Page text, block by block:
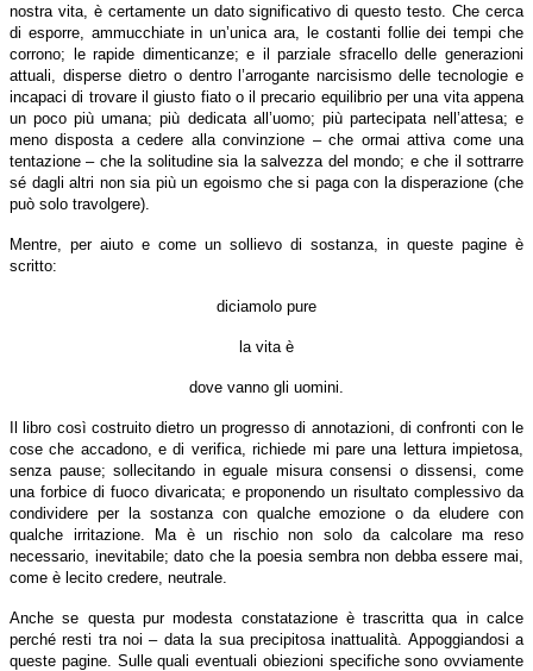
nostra vita, è certamente un dato significativo di questo testo. Che cerca
di esporre, ammucchiate in un’unica ara, le costanti follie dei tempi che
corrono; le rapide dimenticanze; e il parziale sfracello delle generazioni
attuali, disperse dietro o dentro l’arrogante narcisismo delle tecnologie e
incapaci di trovare il giusto fiato o il precario equilibrio per una vita appena
un poco più umana; più dedicata all’uomo; più partecipata nell’attesa; e
meno disposta a cedere alla convinzione – che ormai attiva come una
tentazione – che la solitudine sia la salvezza del mondo; e che il sottrarre
sé dagli altri non sia più un egoismo che si paga con la disperazione (che
può solo travolgere).
Mentre, per aiuto e come un sollievo di sostanza, in queste pagine è
scritto:
diciamolo pure
la vita è
dove vanno gli uomini.
Il libro così costruito dietro un progresso di annotazioni, di confronti con le
cose che accadono, e di verifica, richiede mi pare una lettura impietosa,
senza pause; sollecitando in eguale misura consensi o dissensi, come
una forbice di fuoco divaricata; e proponendo un risultato complessivo da
condividere per la sostanza con qualche emozione o da eludere con
qualche irritazione. Ma è un rischio non solo da calcolare ma reso
necessario, inevitabile; dato che la poesia sembra non debba essere mai,
come è lecito credere, neutrale.
Anche se questa pur modesta constatazione è trascritta qua in calce
perché resti tra noi – data la sua precipitosa inattualità. Appoggiandosi a
queste pagine. Sulle quali eventuali obiezioni specifiche sono ovviamente